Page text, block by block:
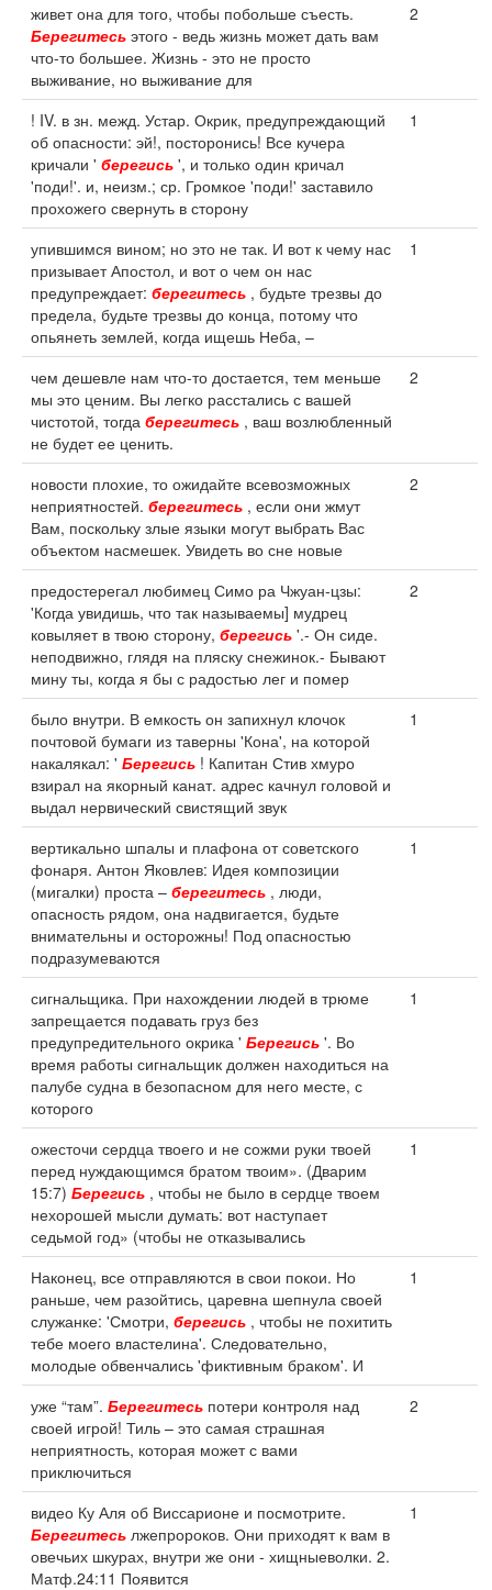
живет она для того, чтобы побольше съесть.
Берегитесь этого - ведь жизнь может дать вам
что-то большее. Жизнь - это не просто
выживание, но выживание для
2
! IV. в зн. межд. Устар. Окрик, предупреждающий
об опасности: эй!, посторонись! Все кучера
кричали ' берегись ', и только один кричал
'поди!'. и, неизм.; ср. Громкое 'поди!' заставило
прохожего свернуть в сторону
1
упившимся вином; но это не так. И вот к чему нас
призывает Апостол, и вот о чем он нас
предупреждает: берегитесь , будьте трезвы до
предела, будьте трезвы до конца, потому что
опьянеть землей, когда ищешь Неба, –
1
чем дешевле нам что-то достается, тем меньше
мы это ценим. Вы легко расстались с вашей
чистотой, тогда берегитесь , ваш возлюбленный
не будет ее ценить.
2
новости плохие, то ожидайте всевозможных
неприятностей. берегитесь , если они жмут
Вам, поскольку злые языки могут выбрать Вас
объектом насмешек. Увидеть во сне новые
2
предостерегал любимец Симо ра Чжуан-цзы:
'Когда увидишь, что так называемы] мудрец
ковыляет в твою сторону, берегись '.- Он сиде.
неподвижно, глядя на пляску снежинок.- Бывают
мину ты, когда я бы с радостью лег и помер
2
было внутри. В емкость он запихнул клочок
почтовой бумаги из таверны 'Кона', на которой
накалякал: ' Берегись ! Капитан Стив хмуро
взирал на якорный канат. адрес качнул головой и
выдал нервический свистящий звук
1
вертикально шпалы и плафона от советского
фонаря. Антон Яковлев: Идея композиции
(мигалки) проста – берегитесь , люди,
опасность рядом, она надвигается, будьте
внимательны и осторожны! Под опасностью
подразумеваются
1
сигнальщика. При нахождении людей в трюме
запрещается подавать груз без
предупредительного окрика ' Берегись '. Во
время работы сигнальщик должен находиться на
палубе судна в безопасном для него месте, с
которого
1
ожесточи сердца твоего и не сожми руки твоей
перед нуждающимся братом твоим». (Дварим
15:7) Берегись , чтобы не было в сердце твоем
нехорошей мысли думать: вот наступает
седьмой год» (чтобы не отказывались
1
Наконец, все отправляются в свои покои. Но
раньше, чем разойтись, царевна шепнула своей
служанке: 'Смотри, берегись , чтобы не похитить
тебе моего властелина'. Следовательно,
молодые обвенчались 'фиктивным браком'. И
1
уже “там”. Берегитесь потери контроля над
своей игрой! Тиль – это самая страшная
неприятность, которая может с вами
приключиться
2
видео Ку Аля об Виссарионе и посмотрите.
Берегитесь лжепророков. Они приходят к вам в
овечьих шкурах, внутри же они - хищныеволки. 2.
Матф.24:11 Появится
1